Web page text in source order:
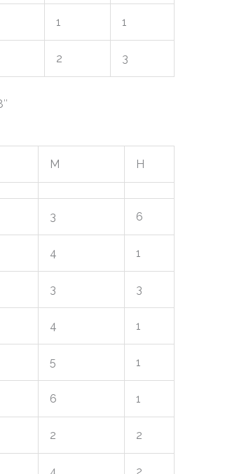
1 1
2 3
M H
3 6
4 1
3 3
4 1
5 1
6 1
2 2